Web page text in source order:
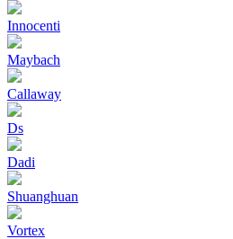
Innocenti
Maybach
Callaway
Ds
Dadi
Shuanghuan
Vortex